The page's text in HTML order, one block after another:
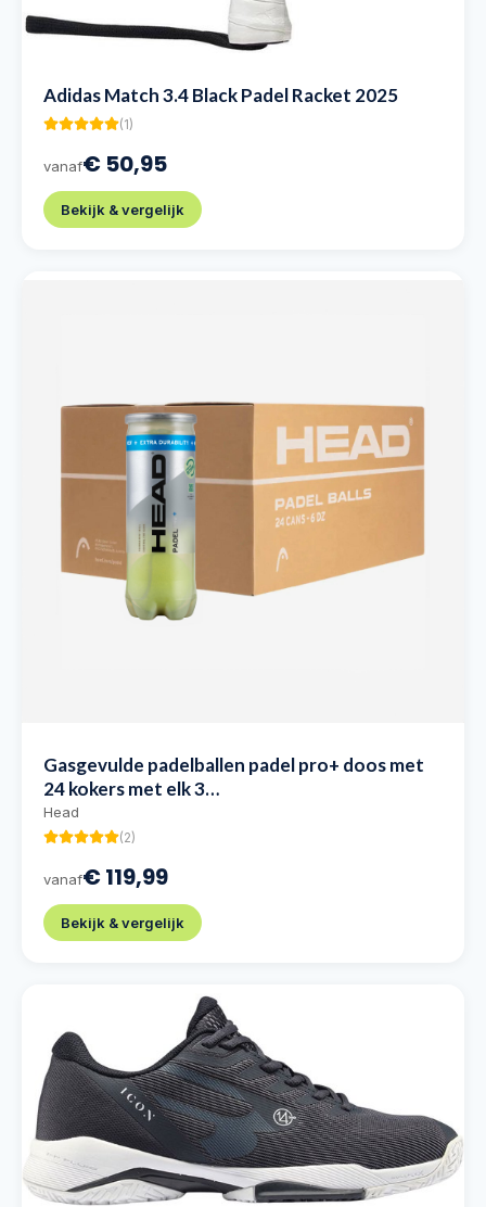
Adidas Match 3.4 Black Padel Racket 2025
(1)
vanaf€ 50,95
Bekijk & vergelijk
Gasgevulde padelballen padel pro+ doos met
24 kokers met elk 3…
Head
(2)
vanaf€ 119,99
Bekijk & vergelijk